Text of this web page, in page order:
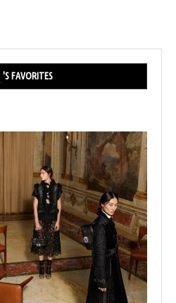
'S FAVORITES